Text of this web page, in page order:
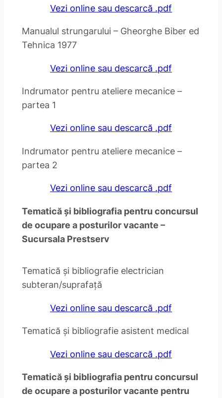
Vezi online sau descarcă .pdf
Manualul strungarului – Gheorghe Biber ed
Tehnica 1977
Vezi online sau descarcă .pdf
Indrumator pentru ateliere mecanice –
partea 1
Vezi online sau descarcă .pdf
Indrumator pentru ateliere mecanice –
partea 2
Vezi online sau descarcă .pdf
Tematică și bibliografia pentru concursul
de ocupare a posturilor vacante –
Sucursala Prestserv
Tematică și bibliografie electrician
subteran/suprafață
Vezi online sau descarcă .pdf
Tematică și bibliografie asistent medical
Vezi online sau descarcă .pdf
Tematică și bibliografia pentru concursul
de ocupare a posturilor vacante pentru